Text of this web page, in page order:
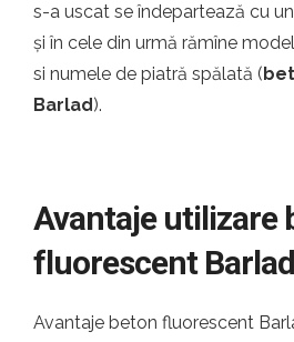
s-a uscat se îndepartează cu
și în cele din urmă rămîne
si numele de piatră spălată (
Barlad).
Avantaje utilizare
fluorescent Barlad
Avantaje beton fluorescent